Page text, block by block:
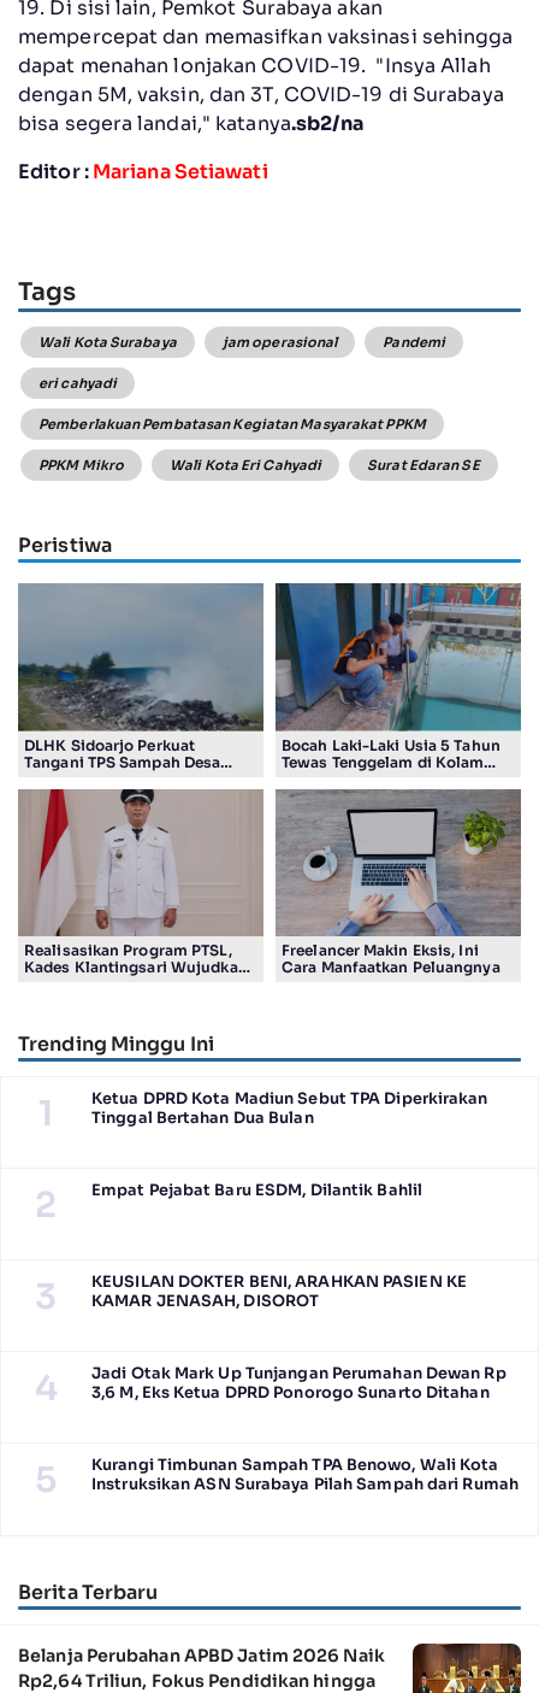
19. Di sisi lain, Pemkot Surabaya akan
mempercepat dan memasifkan vaksinasi sehingga
dapat menahan lonjakan COVID-19. "Insya Allah
dengan 5M, vaksin, dan 3T, COVID-19 di Surabaya
bisa segera landai," katanya.sb2/na
Editor :Mariana Setiawati
Tags
Wali Kota Surabaya jam operasional Pandemi
eri cahyadi
Pemberlakuan Pembatasan Kegiatan Masyarakat PPKM
PPKM Mikro Wali Kota Eri Cahyadi Surat Edaran SE
Peristiwa
DLHK Sidoarjo Perkuat
Tangani TPS Sampah Desa
Bocah Laki-Laki Usia 5 Tahun
Tewas Tenggelam di Kolam
Realisasikan Program PTSL,
Kades Klantingsari Wujudkan
Freelancer Makin Eksis, Ini
Cara Manfaatkan Peluangnya
Trending Minggu Ini
1
Ketua DPRD Kota Madiun Sebut TPA Diperkirakan
Tinggal Bertahan Dua Bulan
2 Empat Pejabat Baru ESDM, Dilantik Bahlil
3
KEUSILAN DOKTER BENI, ARAHKAN PASIEN KE
KAMAR JENASAH, DISOROT
4
Jadi Otak Mark Up Tunjangan Perumahan Dewan Rp
3,6 M, Eks Ketua DPRD Ponorogo Sunarto Ditahan
5
Kurangi Timbunan Sampah TPA Benowo, Wali Kota
Instruksikan ASN Surabaya Pilah Sampah dari Rumah
Berita Terbaru
Belanja Perubahan APBD Jatim 2026 Naik
Rp2,64 Triliun, Fokus Pendidikan hingga